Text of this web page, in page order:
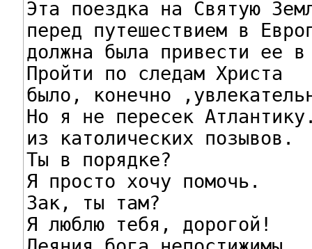
Эта поездка на Святую
перед путешествием в
должна была привести ее
Пройти по следам Христа
было, конечно
Но я не пересек
из католических позывов.
Ты в порядке?
Я просто хочу помочь.
Зак, ты там?
Я люблю тебя, дорогой!